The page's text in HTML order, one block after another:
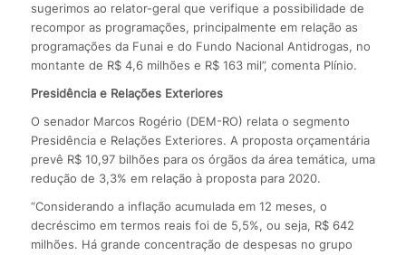
sugerimos ao relator-geral que verifique a possibilidade de
recompor as programações, principalmente em relação as
programações da Funai e do Fundo Nacional Antidrogas, no
montante de R$ 4,6 milhões e R$ 163 mil”, comenta Plínio.
Presidência e Relações Exteriores
O senador Marcos Rogério (DEM-RO) relata o segmento
Presidência e Relações Exteriores. A proposta orçamentária
prevê R$ 10,97 bilhões para os órgãos da área temática, uma
redução de 3,3% em relação à proposta para 2020.
“Considerando a inflação acumulada em 12 meses, o
decréscimo em termos reais foi de 5,5%, ou seja, R$ 642
milhões. Há grande concentração de despesas no grupo